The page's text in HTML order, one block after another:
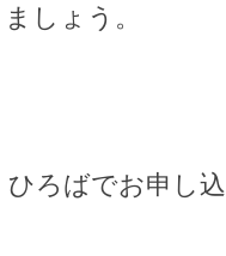
しょう。
ろばでお申し込